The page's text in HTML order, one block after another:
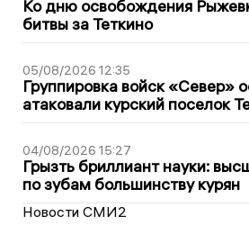
Ко дню освобождения
битвы за Теткино
05/08/2026 12:35
Группировка войск «Север»
атаковали курский поселок
04/08/2026 15:27
Грызть бриллиант науки:
по зубам большинству курян
Новости СМИ2